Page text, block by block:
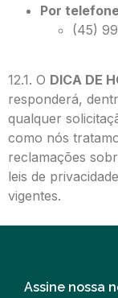
Por
(45)
12.1. O DICA DE
responderá,
qualquer
como nós
reclamações
leis de
vigentes.
Assine nossa